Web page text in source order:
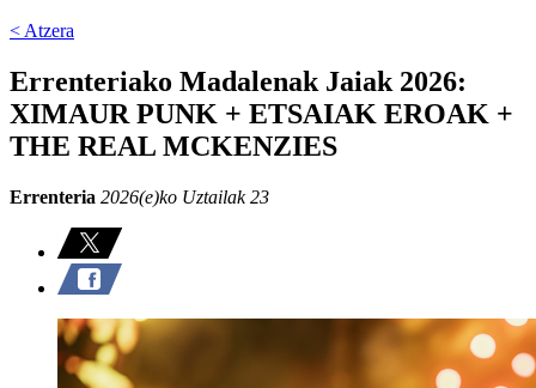
< Atzera
Errenteriako Madalenak Jaiak 2026:
XIMAUR PUNK + ETSAIAK EROAK +
THE REAL MCKENZIES
Errenteria 2026(e)ko Uztailak 23